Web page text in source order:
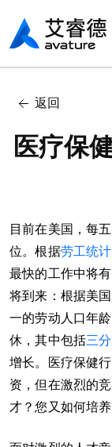
Avaturehcm
返回
医疗保
不断发展的绩效管
目前在美国，每
位。根据劳工统
最快的工作中将
将到来：根据美
一的劳动人口年
休，其中包括三
增长。医疗保健
资，但在激烈的
才？您又如何培